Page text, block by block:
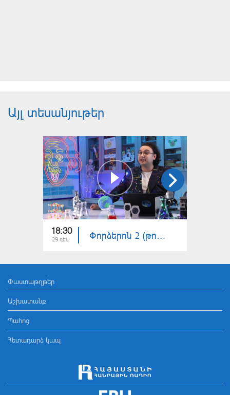
Այլ տեսանյութեր
18:30
29 դեկ Փորձերոն 2 (թողարկում 14)
Փաստաթղթեր
Աշխատանք
Պահոց
Հետադարձ կապ